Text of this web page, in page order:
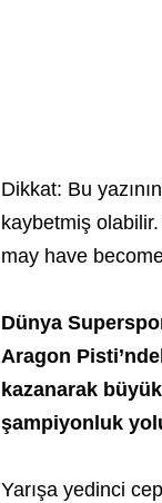
Dikkat: Bu
kaybetmiş
may have
Dünya
Aragon
kazanarak
şampiyonluk
Yarışa yedinci